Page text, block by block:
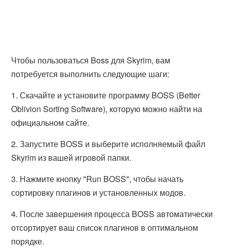
Чтобы пользоваться Boss для Skyrim, вам
потребуется выполнить следующие шаги:
1. Скачайте и установите программу BOSS (Better
Oblivion Sorting Software), которую можно найти на
официальном сайте.
2. Запустите BOSS и выберите исполняемый файл
Skyrim из вашей игровой папки.
3. Нажмите кнопку "Run BOSS", чтобы начать
сортировку плагинов и установленных модов.
4. После завершения процесса BOSS автоматически
отсортирует ваш список плагинов в оптимальном
порядке.